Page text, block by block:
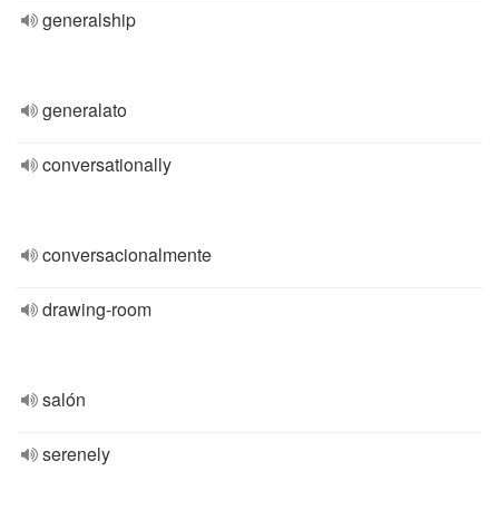
generalship
generalato
conversationally
conversacionalmente
drawing-room
salón
serenely